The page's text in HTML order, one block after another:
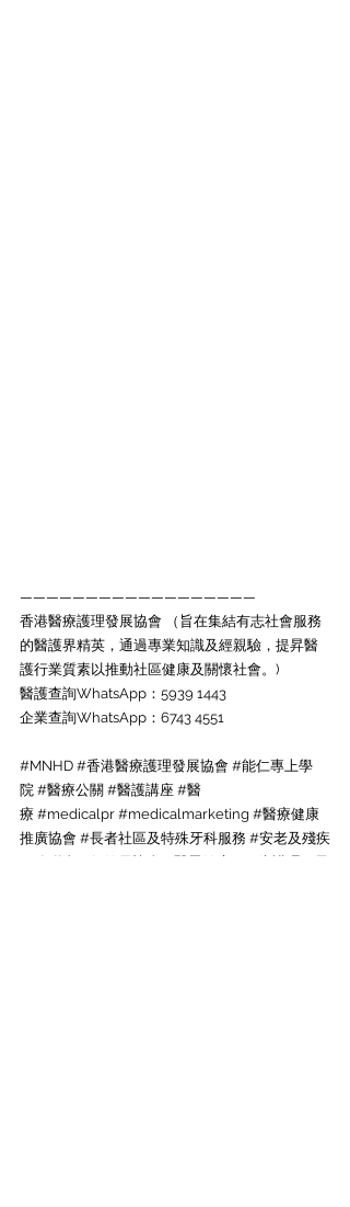
——————————————————
香港醫療護理發展協會 （旨在集結有志社會服務
的醫護界精英，通過專業知識及經親驗，提昇醫
護行業質素以推動社區健康及關懷社會。)
醫護查詢WhatsApp：5939 1443
企業查詢WhatsApp：6743 4551
#MNHD #香港醫療護理發展協會 #能仁專上學
院 #醫療公關 #醫護講座 #醫
療 #medicalpr #medicalmarketing #醫療健康
推廣協會 #長者社區及特殊牙科服務 #安老及殘疾